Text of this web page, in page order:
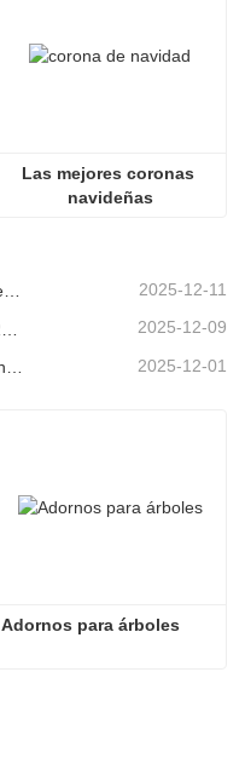
Las mejores coronas
navideñas
Adornos para árboles de Navidad: tendencias del mercado, información sobre la cadena de suministro y guía de adquisiciones 2025 2025-12-11
2025-12-09
2025-12-01
Adornos para árboles